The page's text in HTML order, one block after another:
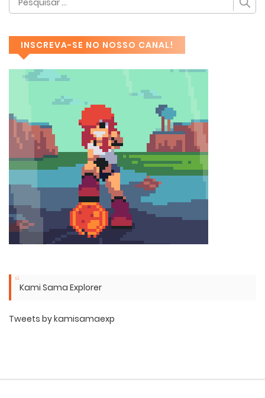
INSCREVA-SE NO NOSSO CANAL!
Kami Sama Explorer
Tweets by kamisamaexp